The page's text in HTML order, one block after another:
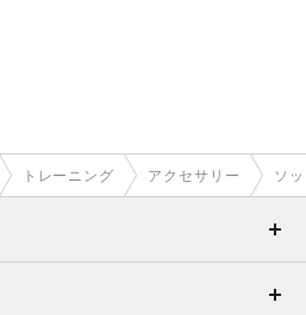
トレーニング アクセサリー ソ